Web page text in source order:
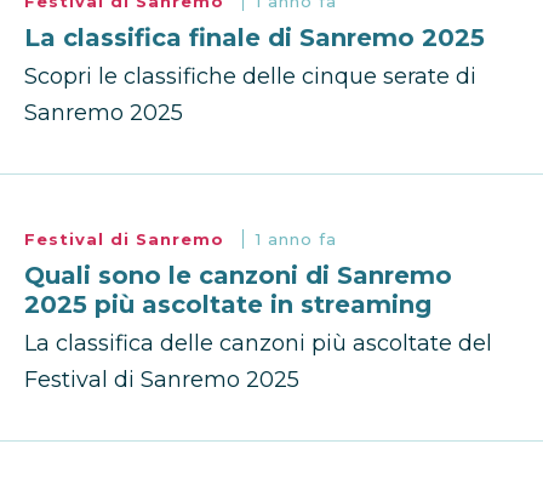
La classifica finale di Sanremo 2025
Scopri le classifiche delle cinque serate di
Sanremo 2025
Festival di Sanremo 1 anno fa
Quali sono le canzoni di Sanremo
2025 più ascoltate in streaming
La classifica delle canzoni più ascoltate del
Festival di Sanremo 2025